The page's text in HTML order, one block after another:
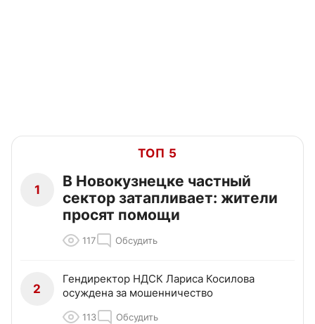
ТОП 5
1
В Новокузнецке частный
сектор затапливает: жители
просят помощи
117 Обсудить
2
Гендиректор НДСК Лариса Косилова
осуждена за мошенничество
113 Обсудить